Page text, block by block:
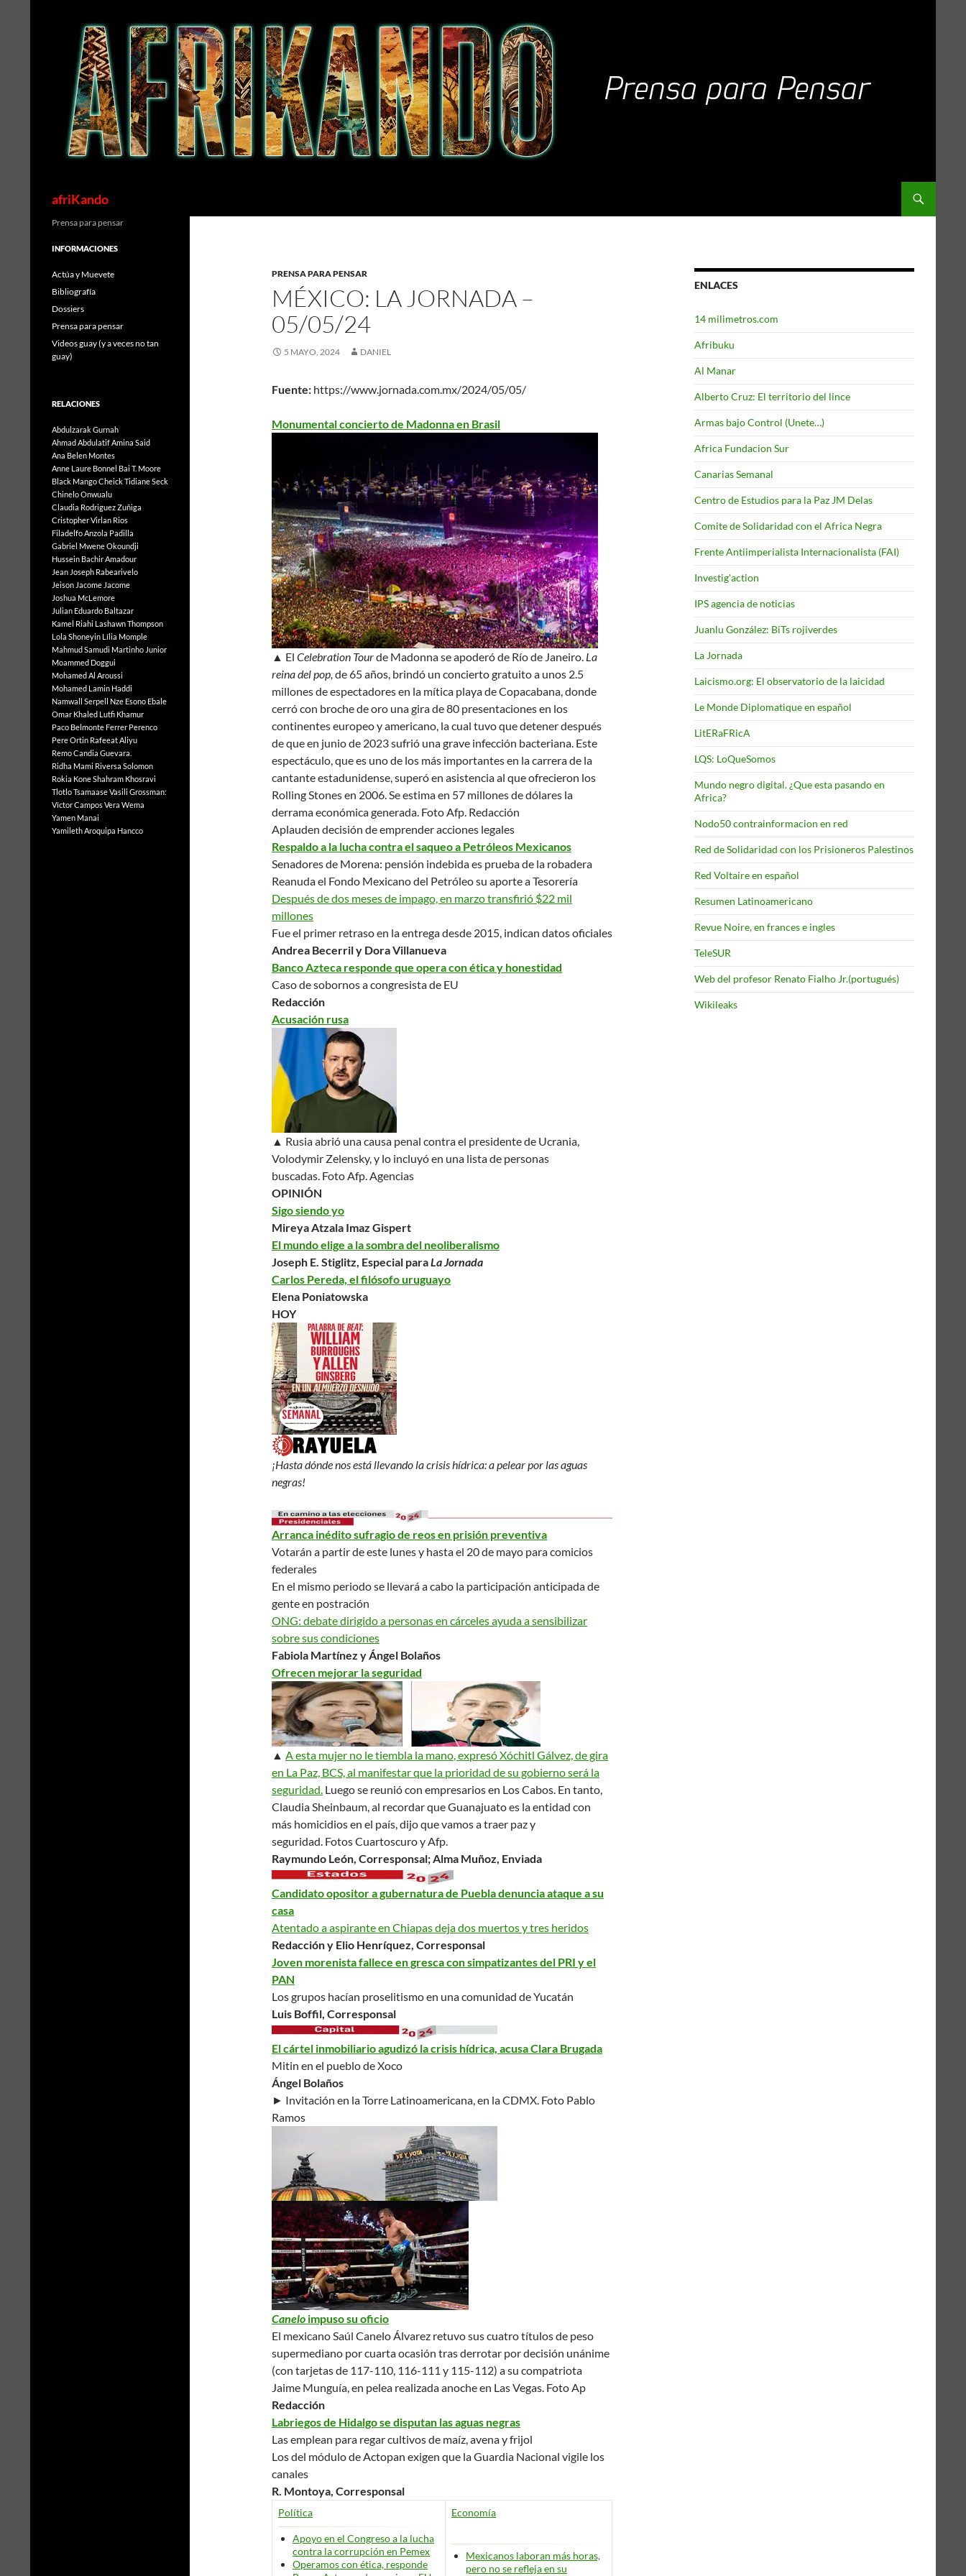
afriKando
PRENSA PARA PENSAR
MÉXICO: LA JORNADA –
05/05/24
5 MAYO, 2024 DANIEL
Fuente: https://www.jornada.com.mx/2024/05/05/
Monumental concierto de Madonna en Brasil
▲ El Celebration Tourde Madonna se apoderó de Río de Janeiro. La
reina del pop, de 65 años, brindó un concierto gratuito a unos 2.5
millones de espectadores en la mítica playa de Copacabana, donde
cerró con broche de oro una gira de 80 presentaciones en los
continentes europeo y americano, la cual tuvo que detener después
de que en junio de 2023 sufrió una grave infección bacteriana. Este
espectáculo, que es uno de los más importantes en la carrera de la
cantante estadunidense, superó en asistencia al que ofrecieron los
Rolling Stones en 2006. Se estima en 57 millones de dólares la
derrama económica generada. Foto Afp. Redacción
Aplauden decisión de emprender acciones legales
Respaldo a la lucha contra el saqueo a Petróleos Mexicanos
Senadores de Morena: pensión indebida es prueba de la robadera
Reanuda el Fondo Mexicano del Petróleo su aporte a Tesorería
Después de dos meses de impago, en marzo transfirió $22 mil
millones
Fue el primer retraso en la entrega desde 2015, indican datos oficiales
Andrea Becerril y Dora Villanueva
Banco Azteca responde que opera con ética y honestidad
Caso de sobornos a congresista de EU
Redacción
Acusación rusa
▲ Rusia abrió una causa penal contra el presidente de Ucrania,
Volodymir Zelensky, y lo incluyó en una lista de personas
buscadas. Foto Afp. Agencias
OPINIÓN
Sigo siendo yo
Mireya Atzala Imaz Gispert
El mundo elige a la sombra del neoliberalismo
Joseph E. Stiglitz, Especial paraLa Jornada
Carlos Pereda, el filósofo uruguayo
Elena Poniatowska
HOY
¡Hasta dónde nos está llevando la crisis hídrica: a pelear por las aguas
negras!
Arranca inédito sufragio de reos en prisión preventiva
Votarán a partir de este lunes y hasta el 20 de mayo para comicios
federales
En el mismo periodo se llevará a cabo la participación anticipada de
gente en postración
ONG: debate dirigido a personas en cárceles ayuda a sensibilizar
sobre sus condiciones
Fabiola Martínez y Ángel Bolaños
Ofrecen mejorar la seguridad
▲ A esta mujer no le tiembla la mano, expresó Xóchitl Gálvez, de gira
en La Paz, BCS, al manifestar que la prioridad de su gobiernoserá la
seguridad. Luego se reunió con empresarios en Los Cabos. En tanto,
Claudia Sheinbaum, al recordar que Guanajuato es la entidad con
más homicidios en el país, dijo quevamos a traer paz y
seguridad. Fotos Cuartoscuro y Afp.
Raymundo León, Corresponsal; Alma Muñoz, Enviada
Candidato opositor a gubernatura de Puebla denuncia ataque a su
casa
Atentado a aspirante en Chiapas deja dos muertos y tres heridos
Redacción y Elio Henríquez, Corresponsal
Joven morenista fallece en gresca con simpatizantes del PRI y el
PAN
Los grupos hacían proselitismo en una comunidad de Yucatán
Luis Boffil, Corresponsal
El cártel inmobiliario agudizó la crisis hídrica, acusa Clara Brugada
Mitin en el pueblo de Xoco
Ángel Bolaños
► Invitación en la Torre Latinoamericana, en la CDMX. Foto Pablo
Ramos
Canelo impuso su oficio
El mexicano Saúl Canelo Álvarez retuvo sus cuatro títulos de peso
supermediano por cuarta ocasión tras derrotar por decisión unánime
(con tarjetas de 117-110, 116-111 y 115-112) a su compatriota
Jaime Munguía, en pelea realizada anoche en Las Vegas. Foto Ap
Redacción
Labriegos de Hidalgo se disputan las aguas negras
Las emplean para regar cultivos de maíz, avena y frijol
Los del módulo de Actopan exigen que la Guardia Nacional vigile los
canales
R. Montoya, Corresponsal
Política
Apoyo en el Congreso a la lucha
contra la corrupción en Pemex
Operamos con ética, responde
Economía
Mexicanos laboran más horas,
pero no se refleja en su
ENLACES
14 milimetros.com
Afribuku
Al Manar
Alberto Cruz: El territorio del lince
Armas bajo Control (Unete…)
Africa Fundacion Sur
Canarias Semanal
Centro de Estudios para la Paz JM Delas
Comite de Solidaridad con el Africa Negra
Frente Antiimperialista Internacionalista (FAI)
Investig'action
IPS agencia de noticias
Juanlu González: BiTs rojiverdes
La Jornada
Laicismo.org: El observatorio de la laicidad
Le Monde Diplomatique en español
LitERaFRicA
LQS: LoQueSomos
Mundo negro digital. ¿Que esta pasando en
Africa?
Nodo50 contrainformacion en red
Red de Solidaridad con los Prisioneros Palestinos
Red Voltaire en español
Resumen Latinoamericano
Revue Noire, en frances e ingles
TeleSUR
Web del profesor Renato Fialho Jr.(portugués)
Wikileaks
Prensa para pensar
INFORMACIONES
Actúa y Muevete
Bibliografía
Dossiers
Prensa para pensar
Videos guay (y a veces no tan
guay)
RELACIONES
Abdulzarak Gurnah
Ahmad AbdulatifAmina Said
Ana Belen Montes
Anne Laure Bonnel Bai T. Moore
Black MangoCheick Tidiane Seck
Chinelo Onwualu
Claudia Rodriguez Zuñiga
Cristopher Virlan Rios
Filadelfo Anzola Padilla
Gabriel Mwene Okoundji
Hussein Bachir Amadour
Jean Joseph Rabearivelo
Jeison Jacome Jacome
Joshua McLemore
Julian Eduardo Baltazar
Kamel Riahi Lashawn Thompson
Lola Shoneyin Lília Momple
Mahmud Samudi Martinho Junior
Moammed Doggui
Mohamed Al Aroussi
Mohamed Lamin Haddi
Namwall Serpell Nze Esono Ebale
Omar Khaled Lutfi Khamur
Paco Belmonte Ferrer Perenco
Pere Ortin Rafeeat Aliyu
Remo Candia Guevara.
Ridha Mami Riversa Solomon
Rokia KoneShahram Khosravi
Tlotlo TsamaaseVasili Grossman:
Víctor Campos Vera Wema
Yamen Manai
Yamileth Aroquipa Hancco